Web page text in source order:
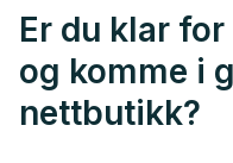
Er du klar
og komme i
nettbutikk?